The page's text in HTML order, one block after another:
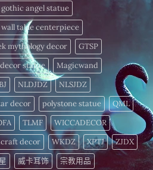
gothic angel statue
table centerpiece
mythology decor
GTSP
statue
Magicwand
NLDJDZ
NLSJDZ
decor polystone statue
QML
TLMF
WICCADECOR
decor WKDZ XPTJ
ZJDX
威卡耳饰
宗教用品